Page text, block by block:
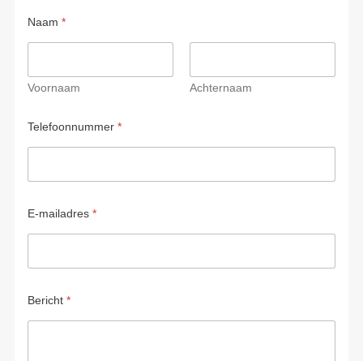
Naam *
Voornaam Achternaam
Telefoonnummer *
E-mailadres *
Bericht *